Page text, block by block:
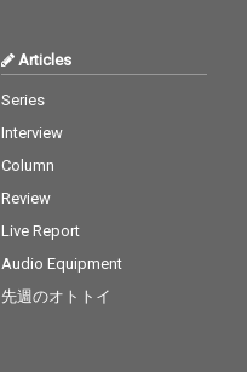
Articles
Series
Interview
Column
Review
Live Report
Audio Equipment
先週のオトトイ